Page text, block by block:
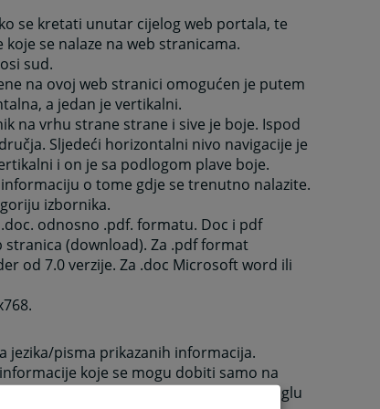
se kretati unutar cijelog web portala, te
se nalaze na web stranicama.
sud.
na ovoj web stranici omogućen je putem
a jedan je vertikalni.
na vrhu strane strane i sive je boje. Ispod
Sljedeći horizontalni nivo navigacije je
i on je sa podlogom plave boje.
o tome gdje se trenutno nalazite.
izbornika.
odnosno .pdf. formatu. Doc i pdf
(download). Za .pdf format
od 7.0 verzije. Za .doc Microsoft word ili
jezika/pisma prikazanih informacija.
koje se mogu dobiti samo na
na stranicu. U gornjem desnom uglu